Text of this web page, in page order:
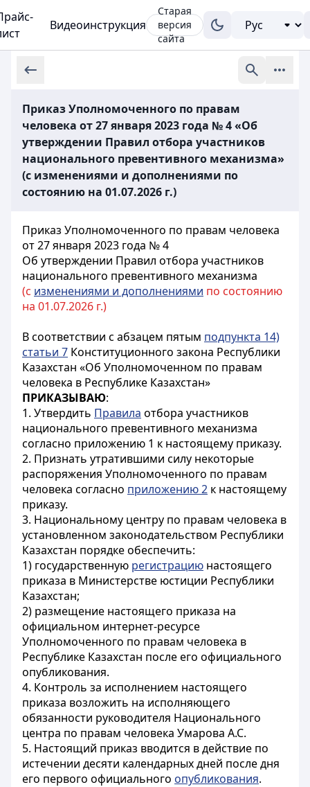
Видеоинструкция
Старая
версия
сайта
Приказ Уполномоченного по правам
человека от 27 января 2023 года № 4 «Об
утверждении Правил отбора участников
национального превентивного механизма»
(с изменениями и дополнениями по
состоянию на 01.07.2026 г.)
Приказ Уполномоченного по правам человека
от 27 января 2023 года № 4
Об утверждении Правил отбора участников
национального превентивного механизма
(с изменениями и дополнениями по состоянию
на 01.07.2026 г.)
В соответствии с абзацем пятым подпункта 14)
статьи 7 Конституционного закона Республики
Казахстан «Об Уполномоченном по правам
человека в Республике Казахстан»
ПРИКАЗЫВАЮ:
1. Утвердить Правила отбора участников
национального превентивного механизма
согласно приложению 1 к настоящему приказу.
2. Признать утратившими силу некоторые
распоряжения Уполномоченного по правам
человека согласно приложению 2 к настоящему
приказу.
3. Национальному центру по правам человека в
установленном законодательством Республики
Казахстан порядке обеспечить:
1) государственную регистрацию настоящего
приказа в Министерстве юстиции Республики
Казахстан;
2) размещение настоящего приказа на
официальном интернет-ресурсе
Уполномоченного по правам человека в
Республике Казахстан после его официального
опубликования.
4. Контроль за исполнением настоящего
приказа возложить на исполняющего
обязанности руководителя Национального
центра по правам человека Умарова А.С.
5. Настоящий приказ вводится в действие по
истечении десяти календарных дней после дня
его первого официального опубликования.